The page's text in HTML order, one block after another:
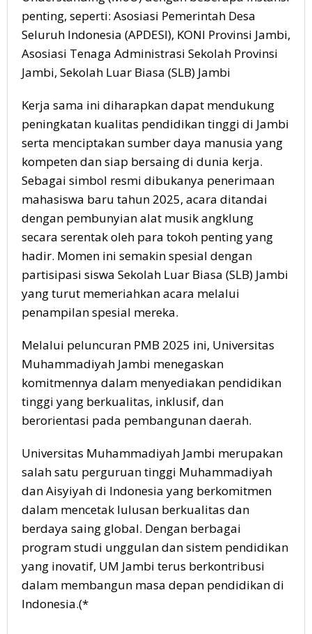
penting, seperti: Asosiasi Pemerintah Desa
Seluruh Indonesia (APDESI), KONI Provinsi Jambi,
Asosiasi Tenaga Administrasi Sekolah Provinsi
Jambi, Sekolah Luar Biasa (SLB) Jambi
Kerja sama ini diharapkan dapat mendukung
peningkatan kualitas pendidikan tinggi di Jambi
serta menciptakan sumber daya manusia yang
kompeten dan siap bersaing di dunia kerja.
Sebagai simbol resmi dibukanya penerimaan
mahasiswa baru tahun 2025, acara ditandai
dengan pembunyian alat musik angklung
secara serentak oleh para tokoh penting yang
hadir. Momen ini semakin spesial dengan
partisipasi siswa Sekolah Luar Biasa (SLB) Jambi
yang turut memeriahkan acara melalui
penampilan spesial mereka.
Melalui peluncuran PMB 2025 ini, Universitas
Muhammadiyah Jambi menegaskan
komitmennya dalam menyediakan pendidikan
tinggi yang berkualitas, inklusif, dan
berorientasi pada pembangunan daerah.
Universitas Muhammadiyah Jambi merupakan
salah satu perguruan tinggi Muhammadiyah
dan Aisyiyah di Indonesia yang berkomitmen
dalam mencetak lulusan berkualitas dan
berdaya saing global. Dengan berbagai
program studi unggulan dan sistem pendidikan
yang inovatif, UM Jambi terus berkontribusi
dalam membangun masa depan pendidikan di
Indonesia.(*